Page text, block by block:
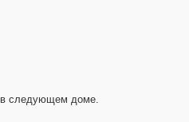
в следующем доме.